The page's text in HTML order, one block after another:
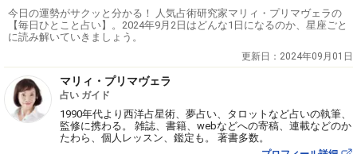
今日の運勢がサクッと分かる！ 人気占術研究家マリィ・プリマヴェラの
【毎日ひとこと占い】。2024年9月2日はどんな1日になるのか、星座ごと
に読み解いていきましょう。
更新日： 2024年09月01日
マリィ・プリマヴェラ
占い ガイド
1990年代より西洋占星術、夢占い、タロットなど占いの執筆、
監修に携わる。 雑誌、書籍、webなどへの寄稿、連載などのか
たわら、個人レッスン、鑑定も。 著書多数。